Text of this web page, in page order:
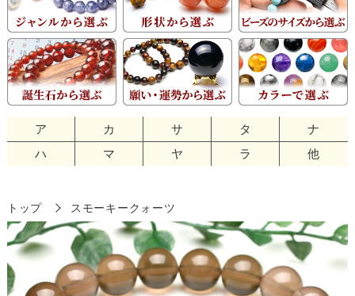
ア カ サ タ
ナ
ハ
マ ヤ ラ 他
トップ スモーキークォーツ